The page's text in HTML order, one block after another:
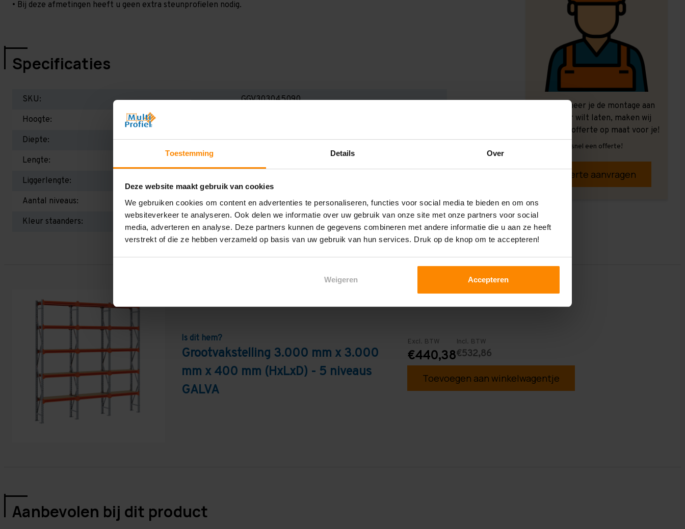
Toestemming Details Over
Deze website maakt gebruik van cookies
We gebruiken cookies om content en advertenties te personaliseren, functies voor social media te bieden en om ons
websiteverkeer te analyseren. Ook delen we informatie over uw gebruik van onze site met onze partners voor social
media, adverteren en analyse. Deze partners kunnen de gegevens combineren met andere informatie die u aan ze heeft
verstrekt of die ze hebben verzameld op basis van uw gebruik van hun services. Druk op de knop om te accepteren!
Weigeren Accepteren
• Bij deze afmetingen heeft u geen extra steunprofielen nodig.
Specificaties
SKU:
GGV303045090
Hoogte:
Diepte:
400 mm
Lengte:
Liggerlengte:
900 mm
Aantal niveaus:
5
Kleur staanders:
Ook wanneer je de montage aan
ons over wilt laten, maken wij
graag een offerte op maat voor je!
Vrijblijvend, snel een offerte!
Offerte aanvragen
Is dit hem?
Grootvakstelling 3.000 mm x 3.000
mm x 400 mm (HxLxD) - 5 niveaus
GALVA
Excl. BTW
€440,38
Incl. BTW
€532,86
Toevoegen aan winkelwagentje
Aanbevolen bij dit product